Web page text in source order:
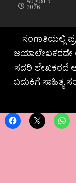
August 9,
2026
ಸಂಗಾತಿಯಲ್ಲಿ
ಆಯಾಲೇಖಕರದೇ
ಸದರಿ ಲೇಖಕರದೆ
ಬದುಕಿಗೆ ಸಾಹಿತ್ಯ